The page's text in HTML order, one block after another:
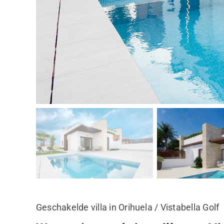
Geschakelde villa in Orihuela / Vistabella Golf